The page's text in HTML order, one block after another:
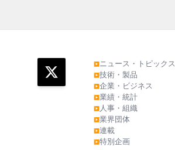
▶ニュース・トピックス
▶技術・製品
▶企業・ビジネス
▶業績・統計
▶人事・組織
▶業界団体
▶連載
▶特別企画